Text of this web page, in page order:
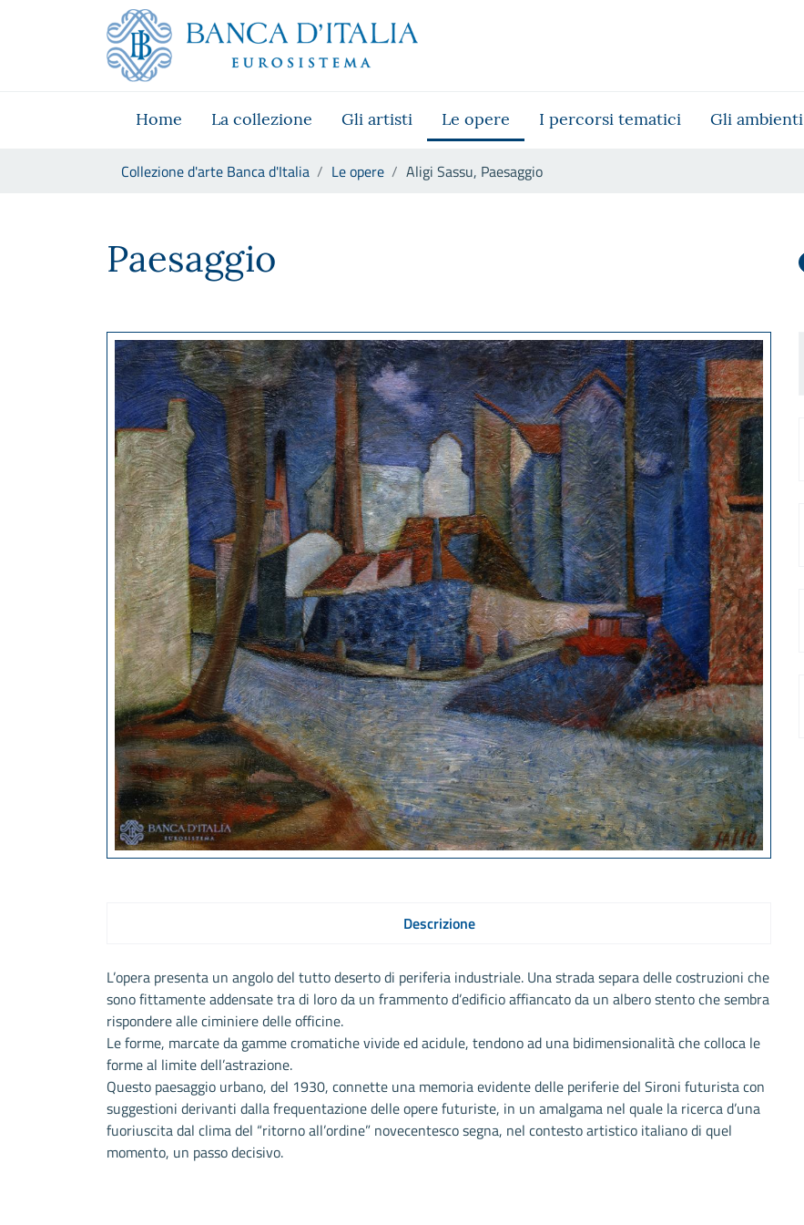
Skip to Main Content
Vai al sito istituzionale
Vai al menu di navigazione
Vai alla ricerca
Vai ai contenuti
Home La collezione Gli artisti Le opere I percorsi tematici Gli ambienti
Collezione d'arte Banca d'Italia Le opere Aligi Sassu, Paesaggio
Paesaggio
Descrizione
L’opera presenta un angolo del tutto deserto di periferia industriale. Una strada separa delle costruzioni che
sono fittamente addensate tra di loro da un frammento d’edificio affiancato da un albero stento che sembra
rispondere alle ciminiere delle officine.
Le forme, marcate da gamme cromatiche vivide ed acidule, tendono ad una bidimensionalità che colloca le
forme al limite dell’astrazione.
Questo paesaggio urbano, del 1930, connette una memoria evidente delle periferie del Sironi futurista con
suggestioni derivanti dalla frequentazione delle opere futuriste, in un amalgama nel quale la ricerca d’una
fuoriuscita dal clima del “ritorno all’ordine” novecentesco segna, nel contesto artistico italiano di quel
momento, un passo decisivo.